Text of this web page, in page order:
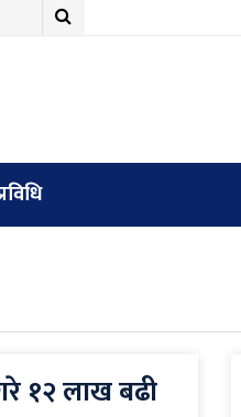
१२ लाख बढी